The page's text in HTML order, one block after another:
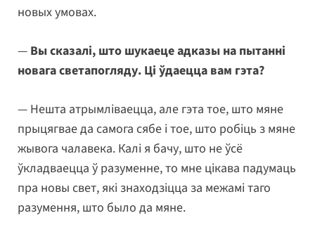
новых умовах.
— Вы сказалі, што шукаеце адказы на пытанні
новага светапогляду. Ці ўдаецца вам гэта?
— Нешта атрымліваецца, але гэта тое, што мяне
прыцягвае да самога сябе і тое, што робіць з мяне
жывога чалавека. Калі я бачу, што не ўсё
ўкладваецца ў разуменне, то мне цікава падумаць
пра новы свет, які знаходзіцца за межамі таго
разумення, што было да мяне.